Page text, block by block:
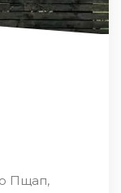
Пщап,